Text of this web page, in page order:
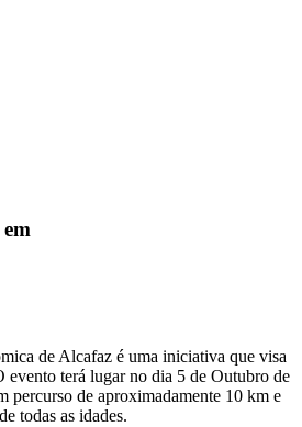
de Alcafaz é uma iniciativa que visa
evento terá lugar no dia 5 de Outubro de
percurso de aproximadamente 10 km e
todas as idades.